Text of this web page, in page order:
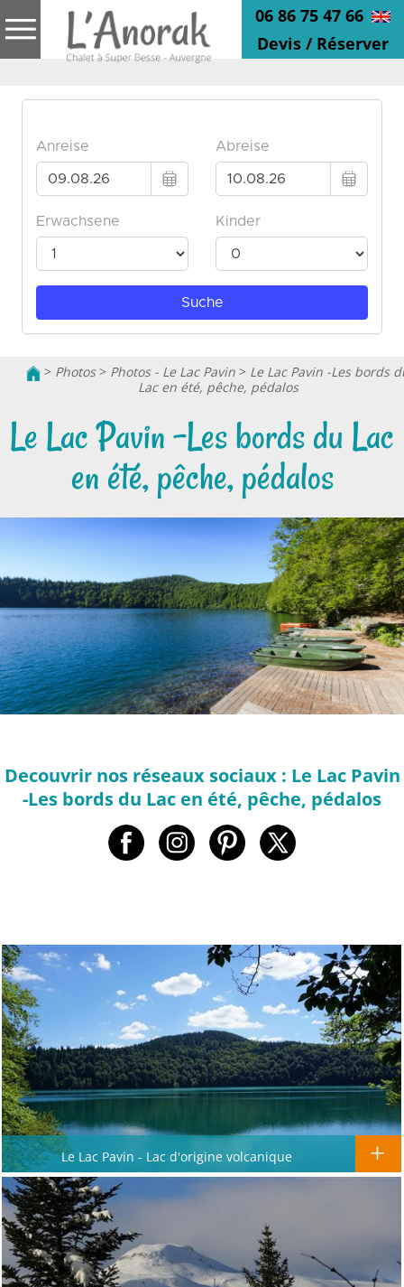
06 86 75 47 66
Devis / Réserver
> Photos> Photos - Le Lac Pavin > Le Lac Pavin -Les bords
Lac en été, pêche, pédalos
Le Lac Pavin -Les bords du Lac
en été, pêche, pédalos
Decouvrir nos réseaux sociaux : Le Lac Pavin
-Les bords du Lac en été, pêche, pédalos
Le Lac Pavin - Lac d'origine volcanique